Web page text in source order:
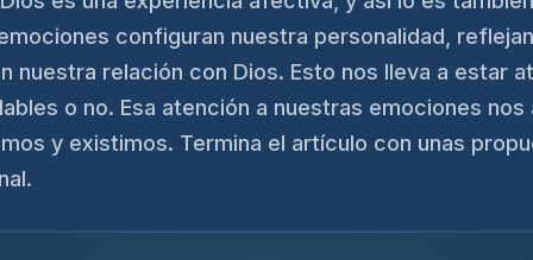
configuran nuestra personalidad,
nuestra relación con Dios. Esto nos lleva a estar
o no. Esa atención a nuestras emociones nos
y existimos. Termina el artículo con unas